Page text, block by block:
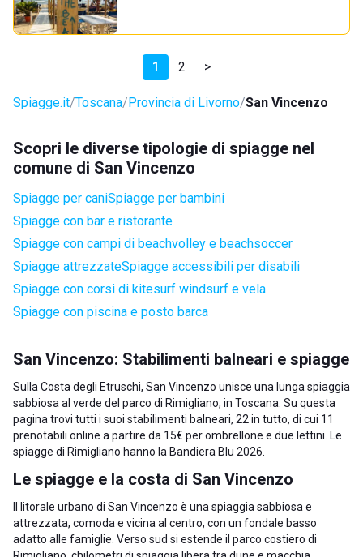
1 2 >
Spiagge.it Toscana Provincia di Livorno San Vincenzo
Scopri le diverse tipologie di spiagge nel
comune di San Vincenzo
Spiagge per caniSpiagge per bambini
Spiagge con bar e ristorante
Spiagge con campi di beachvolley e beachsoccer
Spiagge attrezzateSpiagge accessibili per disabili
Spiagge con corsi di kitesurf windsurf e vela
Spiagge con piscina e posto barca
San Vincenzo: Stabilimenti balneari e spiagge
Sulla Costa degli Etruschi, San Vincenzo unisce una lunga spiaggia
sabbiosa al verde del parco di Rimigliano, in Toscana. Su questa
pagina trovi tutti i suoi stabilimenti balneari, 22 in tutto, di cui 11
prenotabili online a partire da 15€ per ombrellone e due lettini. Le
spiagge di Rimigliano hanno la Bandiera Blu 2026.
Le spiagge e la costa di San Vincenzo
Il litorale urbano di San Vincenzo è una spiaggia sabbiosa e
attrezzata, comoda e vicina al centro, con un fondale basso
adatto alle famiglie. Verso sud si estende il parco costiero di